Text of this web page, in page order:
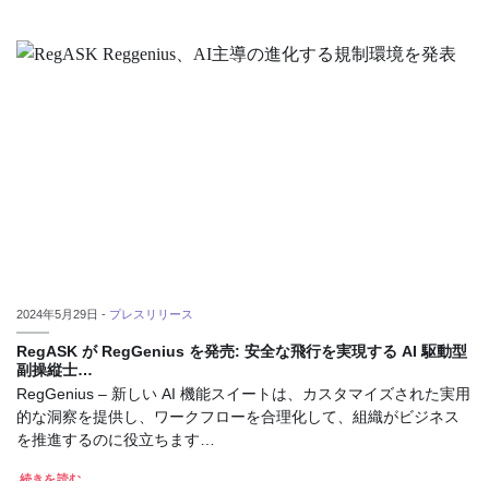
2024年5月29日 - プレスリリース
RegASK が RegGenius を発売: 安全な飛行を実現する AI 駆動型
副操縦士…
RegGenius – 新しい AI 機能スイートは、カスタマイズされた実用
的な洞察を提供し、ワークフローを合理化して、組織がビジネス
を推進するのに役立ちます…